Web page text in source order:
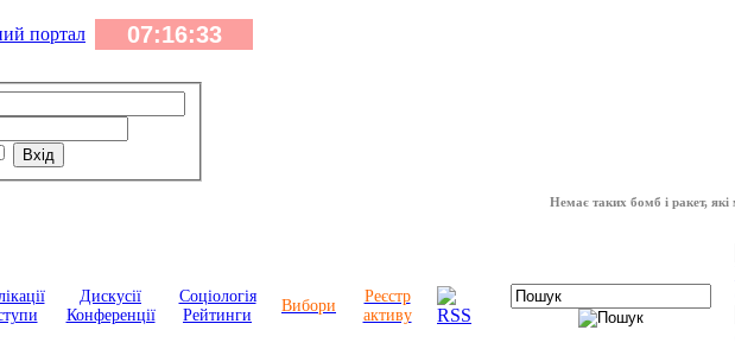
Немає таких бомб і ракет, які можуть
Дискусії
Конференції
Соціологія
Рейтинги
Вибори
Реєстр
активу